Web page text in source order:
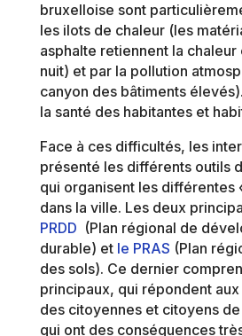
bruxelloise sont
les ilots de chaleur (les
asphalte retiennent la
nuit) et par la pollution
canyon des bâtiments
la santé des habitantes et
Face à ces difficultés, les
présenté les différents outils
qui organisent les différentes
dans la ville. Les deux
PRDD (Plan régional de
durable)​ et le PRAS (Plan
des sols). Ce dernier
principaux, qui répondent
des citoyennes et citoyens de
qui ont des conséquences